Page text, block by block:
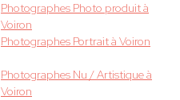
Photographes Photo produit à
Voiron
Photographes Portrait à Voiron
Photographes Nu / Artistique à
Voiron